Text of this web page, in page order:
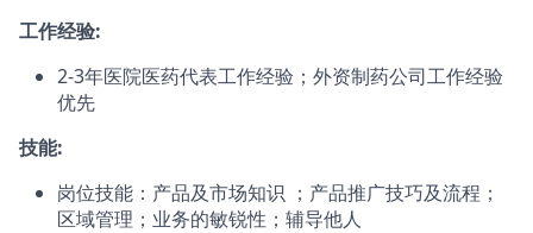
工作经验:
2-3年医院医药代表工作经验；外资制药公司工作经验
优先
技能:
岗位技能：产品及市场知识 ；产品推广技巧及流程；
区域管理；业务的敏锐性；辅导他人